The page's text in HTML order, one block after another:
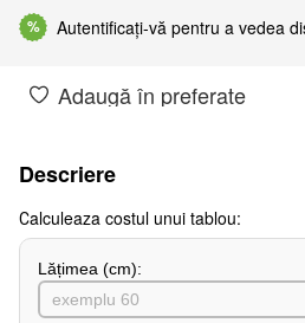
% Autentificați-vă pentru a vedea
Adaugă în preferate
Descriere
Сalculeaza costul unui tablou:
Lățimea (сm):